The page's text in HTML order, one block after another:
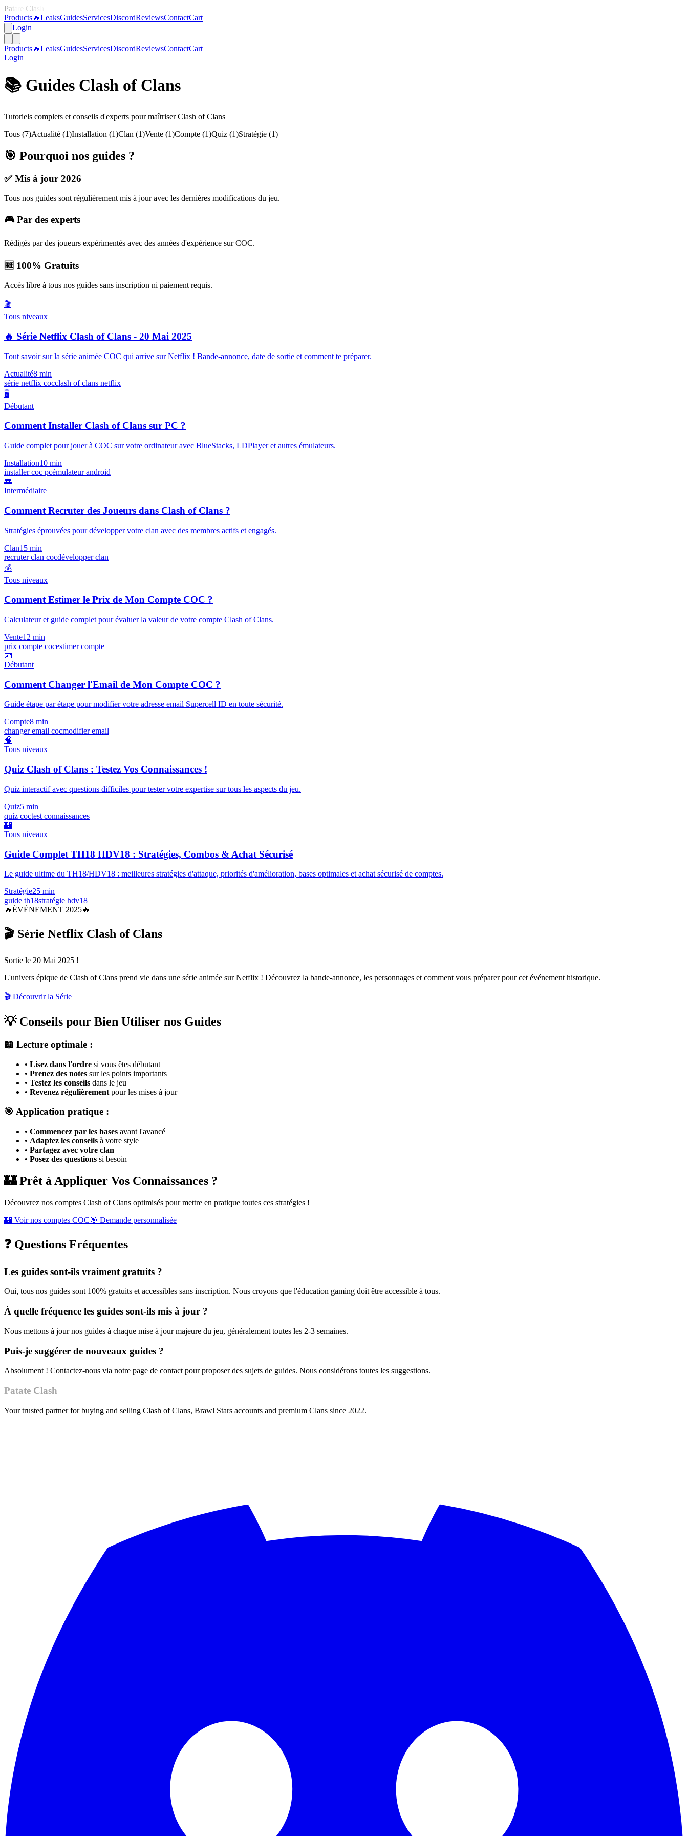
Patate Clash
Products🔥LeaksGuidesServicesDiscordReviewsContactCart
Login
Products🔥LeaksGuidesServicesDiscordReviewsContactCart
Login
📚 Guides Clash of Clans
Tutoriels complets et conseils d'experts pour maîtriser Clash of Clans
Tous (7)Actualité (1)Installation (1)Clan (1)Vente (1)Compte (1)Quiz (1)Stratégie (1)
🎯 Pourquoi nos guides ?
✅ Mis à jour 2026
Tous nos guides sont régulièrement mis à jour avec les dernières modifications du jeu.
🎮 Par des experts
Rédigés par des joueurs expérimentés avec des années d'expérience sur COC.
🆓 100% Gratuits
Accès libre à tous nos guides sans inscription ni paiement requis.
🎬
Tous niveaux
🔥 Série Netflix Clash of Clans - 20 Mai 2025
Tout savoir sur la série animée COC qui arrive sur Netflix ! Bande-annonce, date de sortie et comment te préparer.
Actualité8 min
série netflix cocclash of clans netflix
🖥️
Débutant
Comment Installer Clash of Clans sur PC ?
Guide complet pour jouer à COC sur votre ordinateur avec BlueStacks, LDPlayer et autres émulateurs.
Installation10 min
installer coc pcémulateur android
👥
Intermédiaire
Comment Recruter des Joueurs dans Clash of Clans ?
Stratégies éprouvées pour développer votre clan avec des membres actifs et engagés.
Clan15 min
recruter clan cocdévelopper clan
💰
Tous niveaux
Comment Estimer le Prix de Mon Compte COC ?
Calculateur et guide complet pour évaluer la valeur de votre compte Clash of Clans.
Vente12 min
prix compte cocestimer compte
📧
Débutant
Comment Changer l'Email de Mon Compte COC ?
Guide étape par étape pour modifier votre adresse email Supercell ID en toute sécurité.
Compte8 min
changer email cocmodifier email
🧠
Tous niveaux
Quiz Clash of Clans : Testez Vos Connaissances !
Quiz interactif avec questions difficiles pour tester votre expertise sur tous les aspects du jeu.
Quiz5 min
quiz coctest connaissances
🏰
Tous niveaux
Guide Complet TH18 HDV18 : Stratégies, Combos & Achat Sécurisé
Le guide ultime du TH18/HDV18 : meilleures stratégies d'attaque, priorités d'amélioration, bases optimales et achat sécurisé de comptes.
Stratégie25 min
guide th18stratégie hdv18
🔥ÉVÉNEMENT 2025🔥
🎬 Série Netflix Clash of Clans
Sortie le 20 Mai 2025 !
L'univers épique de Clash of Clans prend vie dans une série animée sur Netflix ! Découvrez la bande-annonce, les personnages et comment vous préparer pour cet événement historique.
🎬 Découvrir la Série
💡 Conseils pour Bien Utiliser nos Guides
📖 Lecture optimale :
• Lisez dans l'ordre si vous êtes débutant
• Prenez des notes sur les points importants
• Testez les conseils dans le jeu
• Revenez régulièrement pour les mises à jour
🎯 Application pratique :
• Commencez par les bases avant l'avancé
• Adaptez les conseils à votre style
• Partagez avec votre clan
• Posez des questions si besoin
🏰 Prêt à Appliquer Vos Connaissances ?
Découvrez nos comptes Clash of Clans optimisés pour mettre en pratique toutes ces stratégies !
🏰 Voir nos comptes COC🎯 Demande personnalisée
❓ Questions Fréquentes
Les guides sont-ils vraiment gratuits ?
Oui, tous nos guides sont 100% gratuits et accessibles sans inscription. Nous croyons que l'éducation gaming doit être accessible à tous.
À quelle fréquence les guides sont-ils mis à jour ?
Nous mettons à jour nos guides à chaque mise à jour majeure du jeu, généralement toutes les 2-3 semaines.
Puis-je suggérer de nouveaux guides ?
Absolument ! Contactez-nous via notre page de contact pour proposer des sujets de guides. Nous considérons toutes les suggestions.
Patate Clash
Your trusted partner for buying and selling Clash of Clans, Brawl Stars accounts and premium Clans since 2022.